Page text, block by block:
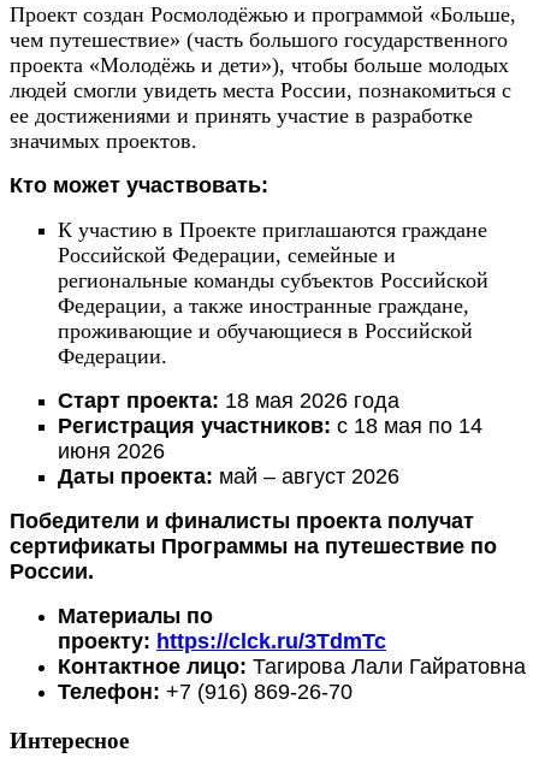
Проект создан Росмолодёжью и программой «Больше,
чем путешествие» (часть большого государственного
проекта «Молодёжь и дети»), чтобы больше молодых
людей смогли увидеть места России, познакомиться с
ее достижениями и принять участие в разработке
значимых проектов.
Кто может участвовать:
К участию в Проекте приглашаются граждане
Российской Федерации, семейные и
региональные команды субъектов Российской
Федерации, а также иностранные граждане,
проживающие и обучающиеся в Российской
Федерации.
Старт проекта: 18 мая 2026 года
Регистрация участников: с 18 мая по 14
июня 2026
Даты проекта: май – август 2026
Победители и финалисты проекта получат
сертификаты Программы на путешествие по
России.
Материалы по
проекту: https://clck.ru/3TdmTc
Контактное лицо: Тагирова Лали Гайратовна
Телефон: +7 (916) 869-26-70
Интересное